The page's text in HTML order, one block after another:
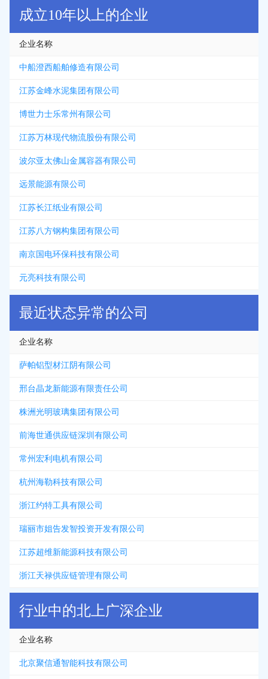
成立10年以上的企业
企业名称
中船澄西船舶修造有限公司
江苏金峰水泥集团有限公司
博世力士乐常州有限公司
江苏万林现代物流股份有限公司
波尔亚太佛山金属容器有限公司
远景能源有限公司
江苏长江纸业有限公司
江苏八方钢构集团有限公司
南京国电环保科技有限公司
元亮科技有限公司
最近状态异常的公司
企业名称
萨帕铝型材江阴有限公司
邢台晶龙新能源有限责任公司
株洲光明玻璃集团有限公司
前海世通供应链深圳有限公司
常州宏利电机有限公司
杭州海勒科技有限公司
浙江约特工具有限公司
瑞丽市姐告发智投资开发有限公司
江苏超维新能源科技有限公司
浙江天禄供应链管理有限公司
行业中的北上广深企业
企业名称
北京聚信通智能科技有限公司